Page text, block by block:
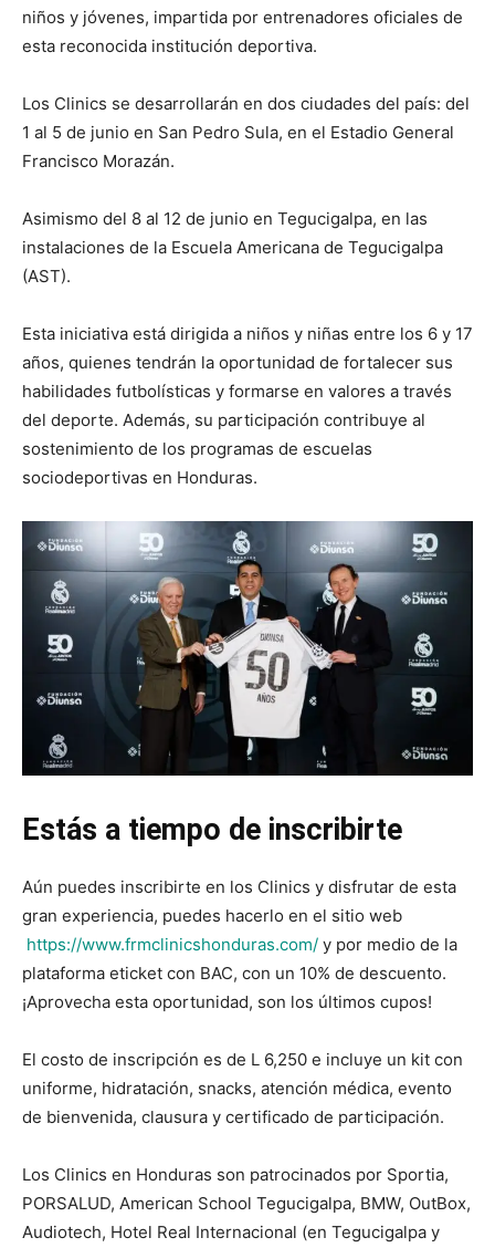
niños y jóvenes, impartida por entrenadores oficiales de
esta reconocida institución deportiva.
Los Clinics se desarrollarán en dos ciudades del país: del
1 al 5 de junio en San Pedro Sula, en el Estadio General
Francisco Morazán.
Asimismo del 8 al 12 de junio en Tegucigalpa, en las
instalaciones de la Escuela Americana de Tegucigalpa
(AST).
Esta iniciativa está dirigida a niños y niñas entre los 6 y 17
años, quienes tendrán la oportunidad de fortalecer sus
habilidades futbolísticas y formarse en valores a través
del deporte. Además, su participación contribuye al
sostenimiento de los programas de escuelas
sociodeportivas en Honduras.
Estás a tiempo de inscribirte
Aún puedes inscribirte en los Clinics y disfrutar de esta
gran experiencia, puedes hacerlo en el sitio web
https://www.frmclinicshonduras.com/ y por medio de la
plataforma eticket con BAC, con un 10% de descuento.
¡Aprovecha esta oportunidad, son los últimos cupos!
El costo de inscripción es de L 6,250 e incluye un kit con
uniforme, hidratación, snacks, atención médica, evento
de bienvenida, clausura y certificado de participación.
Los Clinics en Honduras son patrocinados por Sportia,
PORSALUD, American School Tegucigalpa, BMW, OutBox,
Audiotech, Hotel Real Internacional (en Tegucigalpa y